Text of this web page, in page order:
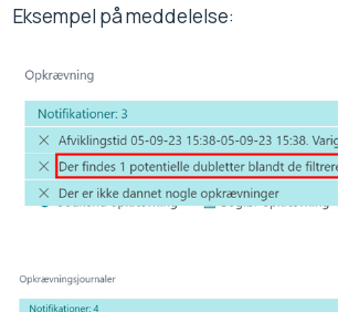
Eksempel på meddelelse: